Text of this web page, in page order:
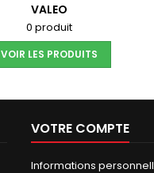
VALEO
0 produit
VOIR LES PRODUITS
VOTRE COMPTE
Informations